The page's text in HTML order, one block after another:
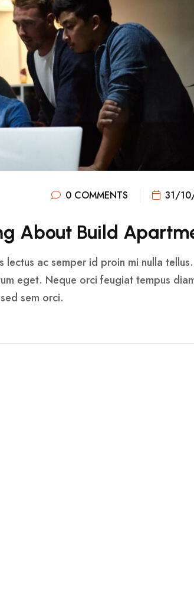
0 COMMENTS 31/
G ABOUT BUILD APARTM
ac semper id proin mi nulla tellus.
eget. Neque orci feugiat tempus
sem orci.